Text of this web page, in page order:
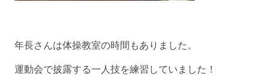
年長さんは体操教室の時間もありました。
運動会で披露する一人技を練習していました！